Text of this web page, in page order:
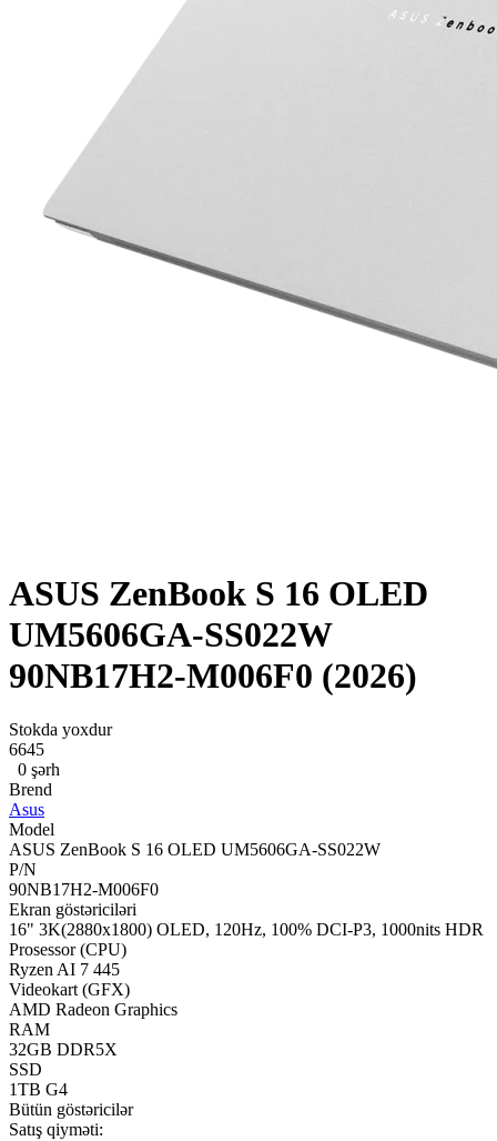
ASUS ZenBook S 16 OLED
UM5606GA-SS022W
90NB17H2-M006F0 (2026)
Stokda yoxdur
6645
0 şərh
Brend
Asus
Model
ASUS ZenBook S 16 OLED UM5606GA-SS022W
P/N
90NB17H2-M006F0
Ekran göstəriciləri
16" 3K(2880x1800) OLED, 120Hz, 100% DCI-P3, 1000nits HDR
Prosessor (CPU)
Ryzen AI 7 445
Videokart (GFX)
AMD Radeon Graphics
RAM
32GB DDR5X
SSD
1TB G4
Bütün göstəricilər
Satış qiyməti: